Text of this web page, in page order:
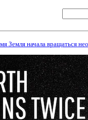
Земля начала вращаться